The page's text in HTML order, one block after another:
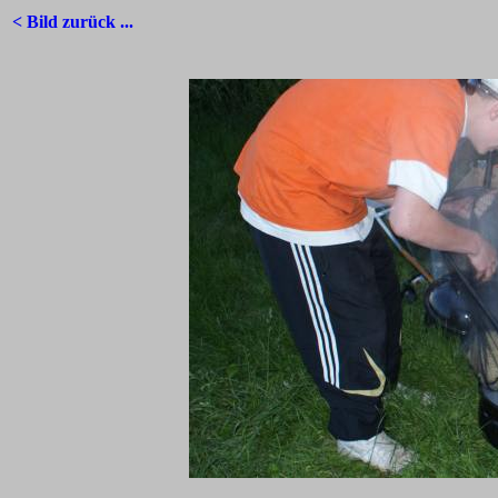
< Bild zurück ...